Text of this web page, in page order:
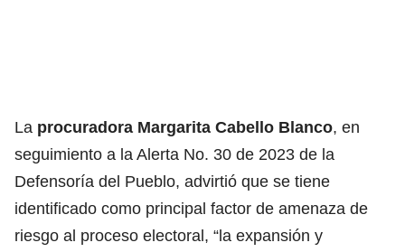
La procuradora Margarita Cabello Blanco, en
seguimiento a la Alerta No. 30 de 2023 de la
Defensoría del Pueblo, advirtió que se tiene
identificado como principal factor de amenaza de
riesgo al proceso electoral, “la expansión y